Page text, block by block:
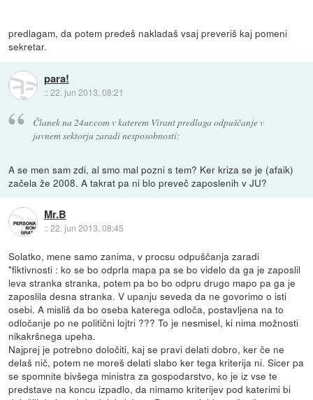
predlagam, da potem predeš nakladaš vsaj preveriš kaj pomeni
sekretar.
para!
::22. jun 2013, 08:21
Članek na 24ur.com v katerem Virant predlaga odpuščanje v
javnem sektorju zaradi nesposobnosti:
A se men sam zdi, al smo mal pozni s tem? Ker kriza se je (afaik)
začela že 2008. A takrat pa ni blo preveč zaposlenih v JU?
Mr.B
::22. jun 2013, 08:45
Solatko, mene samo zanima, v procsu odpuščanja zaradi
"fiktivnosti : ko se bo odprla mapa pa se bo videlo da ga je zaposlil
leva stranka stranka, potem pa bo bo odpru drugo mapo pa ga je
zaposlila desna stranka. V upanju seveda da ne govorimo o isti
osebi. A misliš da bo oseba katerega odloča, postavljena na to
odločanje po ne politični lojtri ??? To je nesmisel, ki nima možnosti
nikakršnega upeha.
Najprej je potrebno določiti, kaj se pravi delati dobro, ker če ne
delaš nič, potem ne moreš delati slabo ker tega kriterija ni. Sicer pa
se spomnite bivšega ministra za gospodarstvo, ko je iz vse te
predstave na koncu izpadlo, da nimamo kriterijev pod katerimi bi